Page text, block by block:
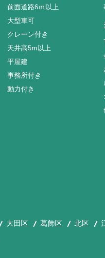
前面道路6ｍ以上
大型車可
クレーン付き
天井高5m以上
平屋建
事務所付き
動力付き
大田区 葛飾区 北区